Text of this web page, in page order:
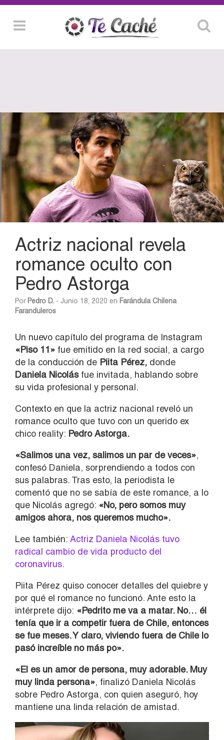
Actriz nacional revela
romance oculto con
Pedro Astorga
Por Pedro D. - Junio 18, 2020 en Farándula Chilena
Faranduleros
Un nuevo capítulo del programa de Instagram
«Piso 11» fue emitido en la red social, a cargo
de la conducción de Piita Pérez, donde
Daniela Nicolás fue invitada, hablando sobre
su vida profesional y personal.
Contexto en que la actriz nacional reveló un
romance oculto que tuvo con un querido ex
chico reality: Pedro Astorga.
«Salimos una vez, salimos un par de veces»,
confesó Daniela, sorprendiendo a todos con
sus palabras. Tras esto, la periodista le
comentó que no se sabía de este romance, a lo
que Nicolás agregó: «No, pero somos muy
amigos ahora, nos queremos mucho».
Lee también: Actriz Daniela Nicolás tuvo
radical cambio de vida producto del
coronavirus.
Piita Pérez quiso conocer detalles del quiebre y
por qué el romance no funcionó. Ante esto la
intérprete dijo: «Pedrito me va a matar. No… él
tenía que ir a competir fuera de Chile, entonces
se fue meses. Y claro, viviendo fuera de Chile lo
pasó increíble no más po».
«El es un amor de persona, muy adorable. Muy
muy linda persona», finalizó Daniela Nicolás
sobre Pedro Astorga, con quien aseguró, hoy
mantiene una linda relación de amistad.